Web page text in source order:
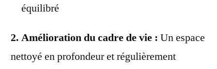
équilibré
2. Amélioration du cadre de vie : Un espace
nettoyé en profondeur et régulièrement